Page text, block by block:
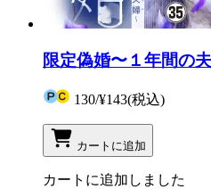
限定偽婚〜１年間の
130/¥143(税込)
カートに追加
カートに追加しました